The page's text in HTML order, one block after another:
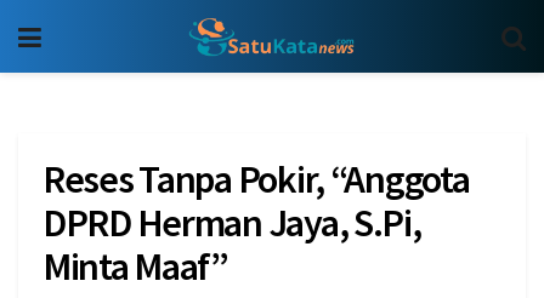
Reses Tanpa Pokir, “Anggota
DPRD Herman Jaya, S.Pi,
Minta Maaf”